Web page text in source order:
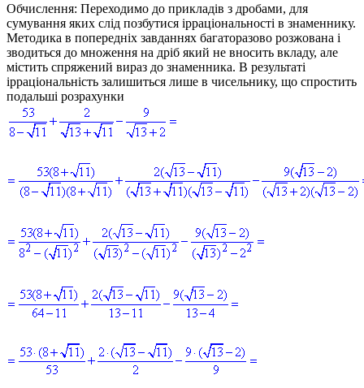
Обчислення: Переходимо до прикладів з дробами, для
сумування яких слід позбутися ірраціональності в знаменнику.
Методика в попередніх завданнях багаторазово розжована і
зводиться до множення на дріб який не вносить вкладу, але
містить спряжений вираз до знаменника. В результаті
ірраціональність залишиться лише в чисельнику, що спростить
подальші розрахунки